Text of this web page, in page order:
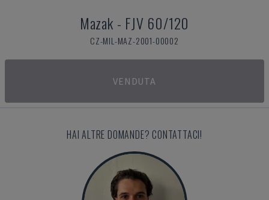
Mazak - FJV 60/120
CZ-MIL-MAZ-2001-00002
VENDUTA
HAI ALTRE DOMANDE? CONTATTACI!